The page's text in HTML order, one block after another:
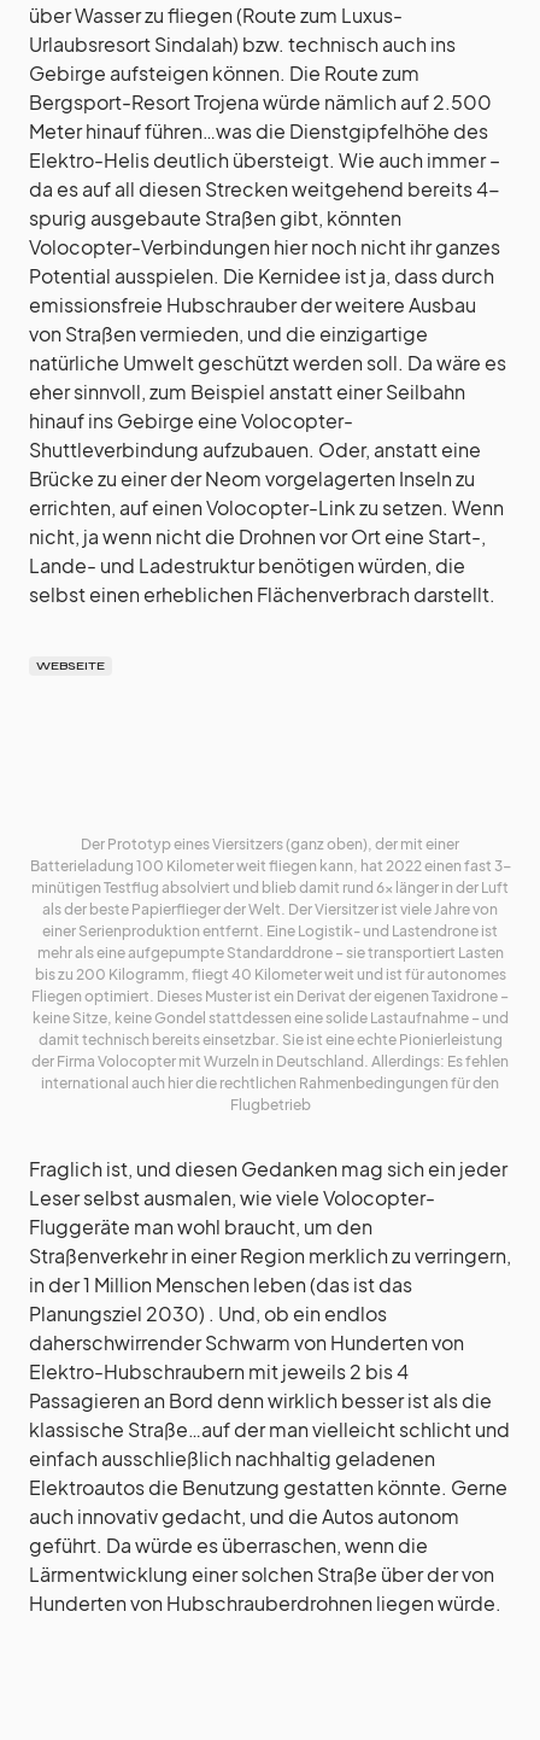
über Wasser zu fliegen (Route zum Luxus-
Urlaubsresort Sindalah) bzw. technisch auch ins
Gebirge aufsteigen können. Die Route zum
Bergsport-Resort Trojena würde nämlich auf 2.500
Meter hinauf führen…was die Dienstgipfelhöhe des
Elektro-Helis deutlich übersteigt. Wie auch immer –
da es auf all diesen Strecken weitgehend bereits 4-
spurig ausgebaute Straßen gibt, könnten
Volocopter-Verbindungen hier noch nicht ihr ganzes
Potential ausspielen. Die Kernidee ist ja, dass durch
emissionsfreie Hubschrauber der weitere Ausbau
von Straßen vermieden, und die einzigartige
natürliche Umwelt geschützt werden soll. Da wäre es
eher sinnvoll, zum Beispiel anstatt einer Seilbahn
hinauf ins Gebirge eine Volocopter-
Shuttleverbindung aufzubauen. Oder, anstatt eine
Brücke zu einer der Neom vorgelagerten Inseln zu
errichten, auf einen Volocopter-Link zu setzen. Wenn
nicht, ja wenn nicht die Drohnen vor Ort eine Start-,
Lande- und Ladestruktur benötigen würden, die
selbst einen erheblichen Flächenverbrach darstellt.
WEBSEITE
Der Prototyp eines Viersitzers (ganz oben), der mit einer
Batterieladung 100 Kilometer weit fliegen kann, hat 2022 einen fast 3-
minütigen Testflug absolviert und blieb damit rund 6x länger in der Luft
als der beste Papierflieger der Welt. Der Viersitzer ist viele Jahre von
einer Serienproduktion entfernt. Eine Logistik- und Lastendrone ist
mehr als eine aufgepumpte Standarddrone – sie transportiert Lasten
bis zu 200 Kilogramm, fliegt 40 Kilometer weit und ist für autonomes
Fliegen optimiert. Dieses Muster ist ein Derivat der eigenen Taxidrone –
keine Sitze, keine Gondel stattdessen eine solide Lastaufnahme – und
damit technisch bereits einsetzbar. Sie ist eine echte Pionierleistung
der Firma Volocopter mit Wurzeln in Deutschland. Allerdings: Es fehlen
international auch hier die rechtlichen Rahmenbedingungen für den
Flugbetrieb
Fraglich ist, und diesen Gedanken mag sich ein jeder
Leser selbst ausmalen, wie viele Volocopter-
Fluggeräte man wohl braucht, um den
Straßenverkehr in einer Region merklich zu verringern,
in der 1 Million Menschen leben (das ist das
Planungsziel 2030) . Und, ob ein endlos
daherschwirrender Schwarm von Hunderten von
Elektro-Hubschraubern mit jeweils 2 bis 4
Passagieren an Bord denn wirklich besser ist als die
klassische Straße…auf der man vielleicht schlicht und
einfach ausschließlich nachhaltig geladenen
Elektroautos die Benutzung gestatten könnte. Gerne
auch innovativ gedacht, und die Autos autonom
geführt. Da würde es überraschen, wenn die
Lärmentwicklung einer solchen Straße über der von
Hunderten von Hubschrauberdrohnen liegen würde.